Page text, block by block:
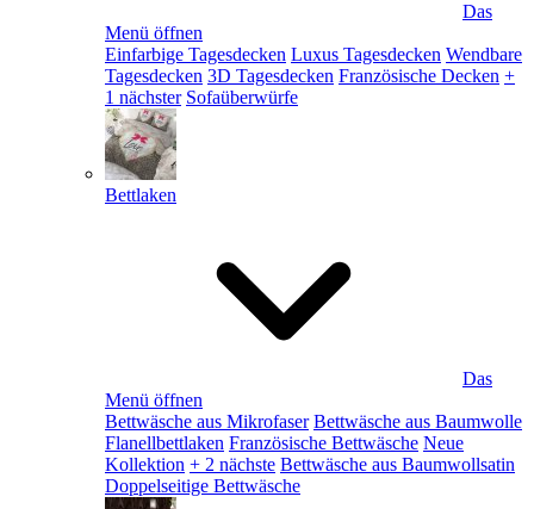
Das
Menü öffnen
Einfarbige Tagesdecken Luxus Tagesdecken Wendbare
Tagesdecken 3D Tagesdecken Französische Decken +
1 nächster Sofaüberwürfe
Bettlaken
Das
Menü öffnen
Bettwäsche aus Mikrofaser Bettwäsche aus Baumwolle
Flanellbettlaken Französische Bettwäsche Neue
Kollektion + 2 nächste Bettwäsche aus Baumwollsatin
Doppelseitige Bettwäsche